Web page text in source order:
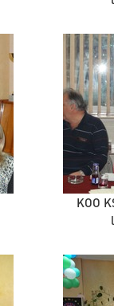
KOO